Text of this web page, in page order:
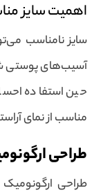
اهمیت سایز
سایز نامناسب
آسیب‌های پوستی
حین استفاده
مناسب از نمای
طراحی
طراحی